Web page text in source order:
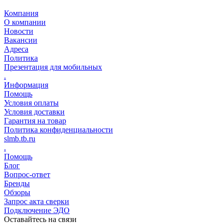
Компания
О компании
Новости
Вакансии
Адреса
Политика
Презентация для мобильных
.
Информация
Помощь
Условия оплаты
Условия доставки
Гарантия на товар
Политика конфиденциальности
slmb.tb.ru
.
Помощь
Блог
Вопрос-ответ
Бренды
Обзоры
Запрос акта сверки
Подключение ЭДО
Оставайтесь на связи